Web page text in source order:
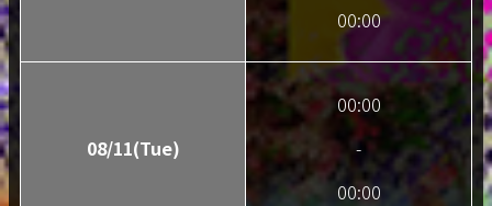
00:00
08/11(Tue)
00:00
-
00:00